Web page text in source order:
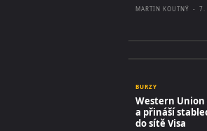
MARTIN KOUTNÝ - 7.
BURZY
Western Union
a přináší
do sítě Visa